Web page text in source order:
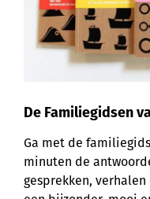
De Familiegidsen
Ga met de
minuten de
gesprekken,